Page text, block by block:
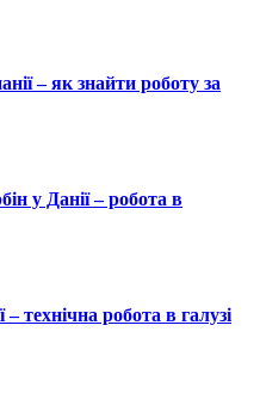
– як знайти роботу за
у Данії – робота в
технічна робота в галузі